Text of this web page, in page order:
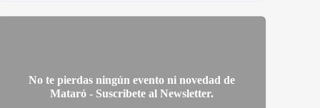
No te pierdas ningún evento ni novedad de
Mataró - Suscribete al Newsletter.